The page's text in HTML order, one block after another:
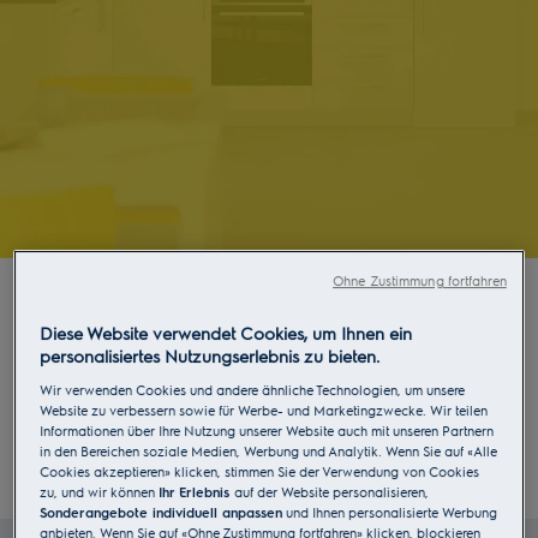
Zanussi-Produkte
Der Vertrieb der Produkte für die Marke Zanussi
wird per 1. März 2024 eingestellt. Electrolux
übernimmt nahtlos laufende Garantien auf Ihre
Zanussi-Produkte. Sollten Sie Ersatzteile, Zubehör
oder Support für bestehende Zanussi-Produkte
Weiterlesen
Diese Website verwendet Cookies, um Ihnen ein
personalisiertes Nutzungserlebnis zu bieten.
Wir verwenden Cookies und andere ähnliche Technologien, um unsere
Website zu verbessern sowie für Werbe- und Marketingzwecke. Wir teilen
Informationen über Ihre Nutzung unserer Website auch mit unseren Partnern
in den Bereichen soziale Medien, Werbung und Analytik. Wenn Sie auf «Alle
Cookies akzeptieren» klicken, stimmen Sie der Verwendung von Cookies
zu, und wir können Ihr Erlebnisauf der Website personalisieren,
Sonderangebote individuell anpassen und Ihnen personalisierte Werbung
anbieten. Wenn Sie auf «Ohne Zustimmung fortfahren» klicken, blockieren
Ohne Zustimmung fortfahren